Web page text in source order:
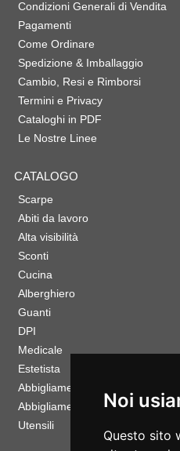
Noi
Questo sito
Condizioni Generali di Vendita
Pagamenti
Come Ordinare
Spedizione & Imballaggio
Cambio, Resi e Rimborsi
Termini e Privacy
Cataloghi in PDF
Le Nostre Linee
CATALOGO
Scarpe
Abiti da lavoro
Alta visibilità
Sconti
Cucina
Alberghiero
Guanti
DPI
Medicale
Estetista
Abbigliamento Sportivo
Abbigliamento Bambino
Utensili